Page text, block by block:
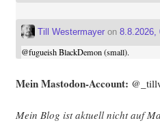
Till Westermayeron 8.8.2026,
@fugueishBlackDemon (small).
Mein Mast­o­don-Account:
Mein Blog ist aktu­ell nicht auf